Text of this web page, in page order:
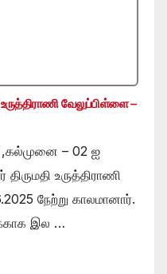
வேலுப்பிள்ளை –
,கல்முனை – 02 ஐ
உருத்திராணி
நேற்று காலமானார்.
இல …